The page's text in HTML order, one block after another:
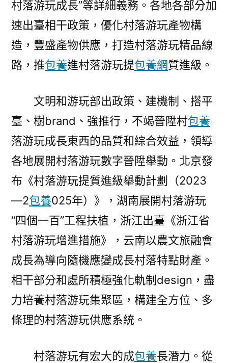
村落游玩成長”等詳細義務。各地各部分加
速出臺相干政策，優化村落游玩產物構
造，豐盛產物供應，打造村落游玩精品線
路，推包養進村落游玩提包養網質進級。
文明和游玩部出政策、建機制、搭平
臺、樹brand、強推行，不竭晉陞村包養
落游玩成長東西的品質和綜合效益，領導
各地展開村落游玩數字晉陞舉動。北京發
布《村落游玩提質進級舉動計劃（2023
—2包養025年）》，湖南展開村落游玩
“四個一百”工程扶植，浙江出臺《浙江省
村落游玩增進措施》，云南以農文旅融會
成長為導向隨機應變成長村落特點財產。
相干部分和處所積極強化軌制design，盡
力培養村落游玩集聚區，構建全方位、多
條理的村落游玩供應系統。
村落游玩有宏大的成包養長潛力。從